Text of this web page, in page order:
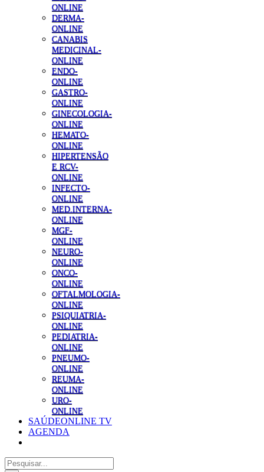
ONLINE
DERMA-
ONLINE
CANABIS
MEDICINAL-
ONLINE
ENDO-
ONLINE
GASTRO-
ONLINE
GINECOLOGIA-
ONLINE
HEMATO-
ONLINE
HIPERTENSÃO
E RCV-
ONLINE
INFECTO-
ONLINE
MED.INTERNA-
ONLINE
MGF-
ONLINE
NEURO-
ONLINE
ONCO-
ONLINE
OFTALMOLOGIA-
ONLINE
PSIQUIATRIA-
ONLINE
PEDIATRIA-
ONLINE
PNEUMO-
ONLINE
REUMA-
ONLINE
URO-
ONLINE
SAÚDEONLINE TV
AGENDA
Pesquisar